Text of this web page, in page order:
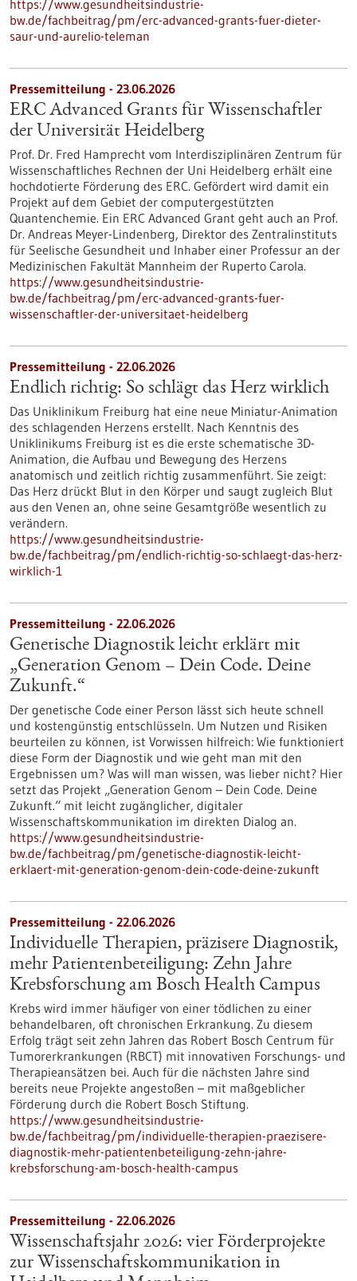
https://www.gesundheitsindustrie-
bw.de/fachbeitrag/pm/erc-advanced-grants-fuer-dieter-
saur-und-aurelio-teleman
Pressemitteilung - 23.06.2026
ERC Advanced Grants für Wissenschaftler
der Universität Heidelberg
Prof. Dr. Fred Hamprecht vom Interdisziplinären Zentrum für
Wissenschaftliches Rechnen der Uni Heidelberg erhält eine
hochdotierte Förderung des ERC. Gefördert wird damit ein
Projekt auf dem Gebiet der computergestützten
Quantenchemie. Ein ERC Advanced Grant geht auch an Prof.
Dr. Andreas Meyer-Lindenberg, Direktor des Zentralinstituts
für Seelische Gesundheit und Inhaber einer Professur an der
Medizinischen Fakultät Mannheim der Ruperto Carola.
https://www.gesundheitsindustrie-
bw.de/fachbeitrag/pm/erc-advanced-grants-fuer-
wissenschaftler-der-universitaet-heidelberg
Pressemitteilung - 22.06.2026
Endlich richtig: So schlägt das Herz wirklich
Das Uniklinikum Freiburg hat eine neue Miniatur-Animation
des schlagenden Herzens erstellt. Nach Kenntnis des
Uniklinikums Freiburg ist es die erste schematische 3D-
Animation, die Aufbau und Bewegung des Herzens
anatomisch und zeitlich richtig zusammenführt. Sie zeigt:
Das Herz drückt Blut in den Körper und saugt zugleich Blut
aus den Venen an, ohne seine Gesamtgröße wesentlich zu
verändern.
https://www.gesundheitsindustrie-
bw.de/fachbeitrag/pm/endlich-richtig-so-schlaegt-das-herz-
wirklich-1
Pressemitteilung - 22.06.2026
Genetische Diagnostik leicht erklärt mit
„Generation Genom – Dein Code. Deine
Zukunft.“
Der genetische Code einer Person lässt sich heute schnell
und kostengünstig entschlüsseln. Um Nutzen und Risiken
beurteilen zu können, ist Vorwissen hilfreich: Wie funktioniert
diese Form der Diagnostik und wie geht man mit den
Ergebnissen um? Was will man wissen, was lieber nicht? Hier
setzt das Projekt „Generation Genom – Dein Code. Deine
Zukunft.“ mit leicht zugänglicher, digitaler
Wissenschaftskommunikation im direkten Dialog an.
https://www.gesundheitsindustrie-
bw.de/fachbeitrag/pm/genetische-diagnostik-leicht-
erklaert-mit-generation-genom-dein-code-deine-zukunft
Pressemitteilung - 22.06.2026
Individuelle Therapien, präzisere Diagnostik,
mehr Patientenbeteiligung: Zehn Jahre
Krebsforschung am Bosch Health Campus
Krebs wird immer häufiger von einer tödlichen zu einer
behandelbaren, oft chronischen Erkrankung. Zu diesem
Erfolg trägt seit zehn Jahren das Robert Bosch Centrum für
Tumorerkrankungen (RBCT) mit innovativen Forschungs- und
Therapieansätzen bei. Auch für die nächsten Jahre sind
bereits neue Projekte angestoßen – mit maßgeblicher
Förderung durch die Robert Bosch Stiftung.
https://www.gesundheitsindustrie-
bw.de/fachbeitrag/pm/individuelle-therapien-praezisere-
diagnostik-mehr-patientenbeteiligung-zehn-jahre-
krebsforschung-am-bosch-health-campus
Pressemitteilung - 22.06.2026
Wissenschaftsjahr 2026: vier Förderprojekte
zur Wissenschaftskommunikation in